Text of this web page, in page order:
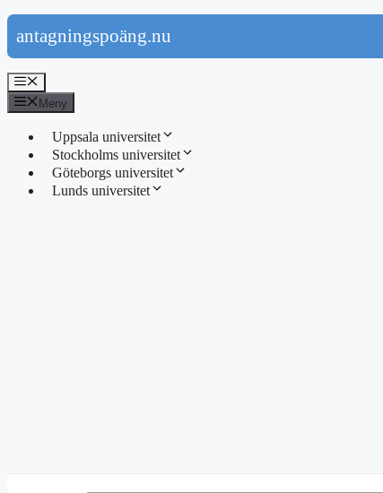
Hoppa
till
innehåll
antagningspoäng.nu
Meny
Meny
Uppsala universitet
Stockholms universitet
Göteborgs universitet
Lunds universitet